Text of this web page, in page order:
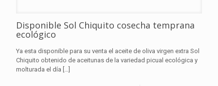
Disponible Sol Chiquito cosecha temprana
ecológico
Ya esta disponible para su venta el aceite de oliva virgen extra Sol
Chiquito obtenido de aceitunas de la variedad picual ecológica y
molturada el día […]